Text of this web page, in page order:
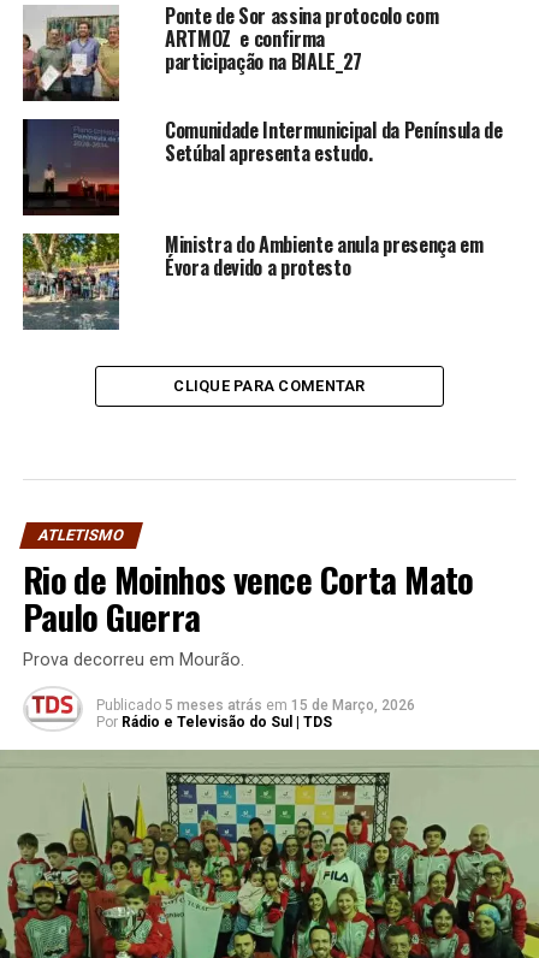
Ponte de Sor assina protocolo com
ARTMOZ e confirma
participação na BIALE_27
Comunidade Intermunicipal da Península de
Setúbal apresenta estudo.
Ministra do Ambiente anula presença em
Évora devido a protesto
CLIQUE PARA COMENTAR
ATLETISMO
Rio de Moinhos vence Corta Mato
Paulo Guerra
Prova decorreu em Mourão.
Publicado 5 meses atrás em 15 de Março, 2026
Por Rádio e Televisão do Sul | TDS